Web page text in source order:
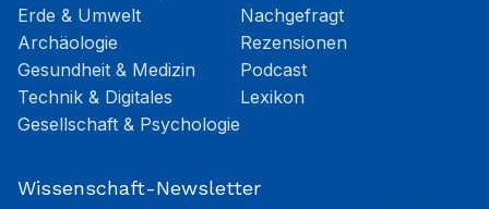
Erde & Umwelt
Archäologie
Gesundheit & Medizin
Technik & Digitales
Gesellschaft & Psychologie
Nachgefragt
Rezensionen
Podcast
Lexikon
Wissenschaft-Newsletter